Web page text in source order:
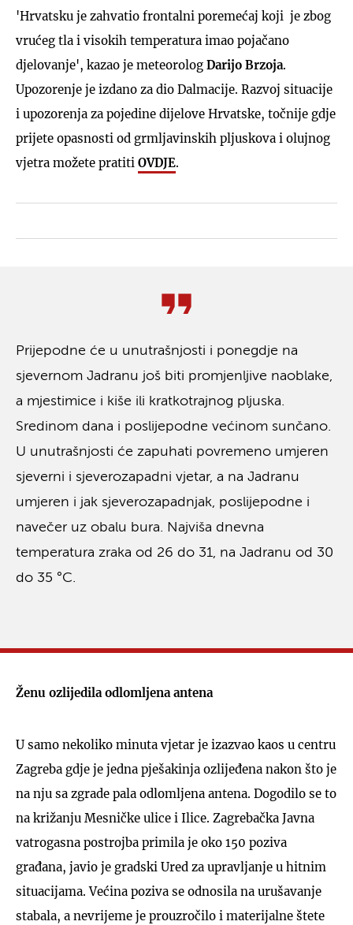
'Hrvatsku je zahvatio frontalni poremećaj koji je zbog
vrućeg tla i visokih temperatura imao pojačano
djelovanje', kazao je meteorolog Darijo Brzoja.
Upozorenje je izdano za dio Dalmacije. Razvoj situacije
i upozorenja za pojedine dijelove Hrvatske, točnije gdje
prijete opasnosti od grmljavinskih pljuskova i olujnog
vjetra možete pratiti OVDJE.
Prijepodne će u unutrašnjosti i ponegdje na
sjevernom Jadranu još biti promjenljive naoblake,
a mjestimice i kiše ili kratkotrajnog pljuska.
Sredinom dana i poslijepodne većinom sunčano.
U unutrašnjosti će zapuhati povremeno umjeren
sjeverni i sjeverozapadni vjetar, a na Jadranu
umjeren i jak sjeverozapadnjak, poslijepodne i
navečer uz obalu bura. Najviša dnevna
temperatura zraka od 26 do 31, na Jadranu od 30
do 35 °C.
Ženu ozlijedila odlomljena antena
U samo nekoliko minuta vjetar je izazvao kaos u centru
Zagreba gdje je jedna pješakinja ozlijeđena nakon što je
na nju sa zgrade pala odlomljena antena. Dogodilo se to
na križanju Mesničke ulice i Ilice. Zagrebačka Javna
vatrogasna postrojba primila je oko 150 poziva
građana, javio je gradski Ured za upravljanje u hitnim
situacijama. Većina poziva se odnosila na urušavanje
stabala, a nevrijeme je prouzročilo i materijalne štete